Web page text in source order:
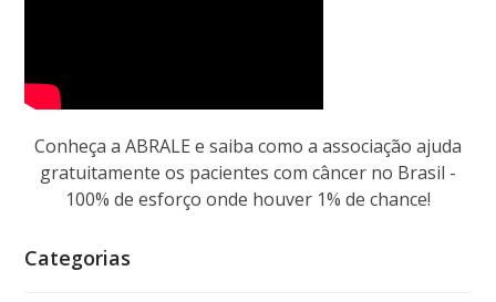
Conheça a ABRALE e saiba como a associação ajuda
gratuitamente os pacientes com câncer no Brasil -
100% de esforço onde houver 1% de chance!
Categorias